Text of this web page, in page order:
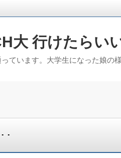
大 行けたらい
ています。大学生になった娘の
･